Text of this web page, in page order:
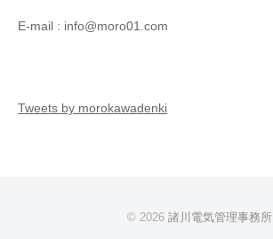
E-mail : info@moro01.com
Tweets by morokawadenki
© 2026 諸川電気管理事務所